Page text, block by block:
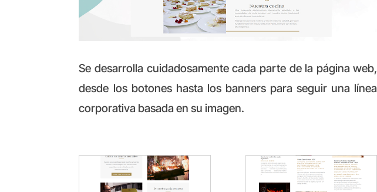
Se desarrolla cuidadosamente cada parte de la página web,
desde los botones hasta los banners para seguir una línea
corporativa basada en su imagen.